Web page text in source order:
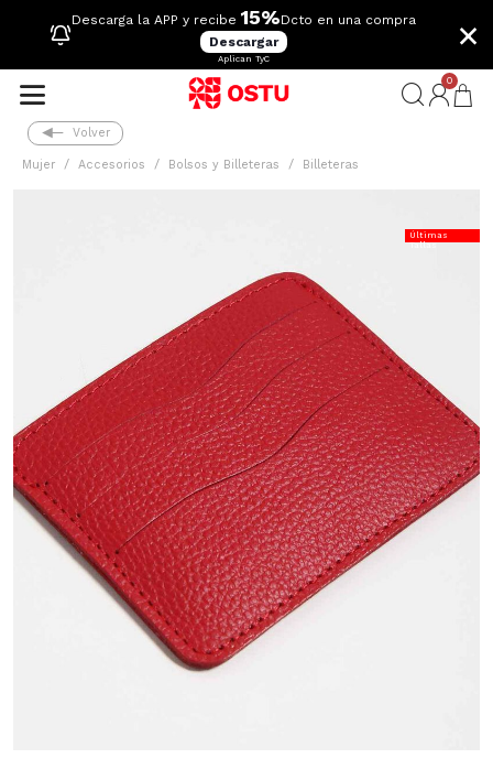
Descarga la APP y recibe 15%Dcto en una compra
Descargar
Aplican TyC
×
0
Volver
Mujer Accesorios Bolsos y Billeteras Billeteras
Últimas
Tallas